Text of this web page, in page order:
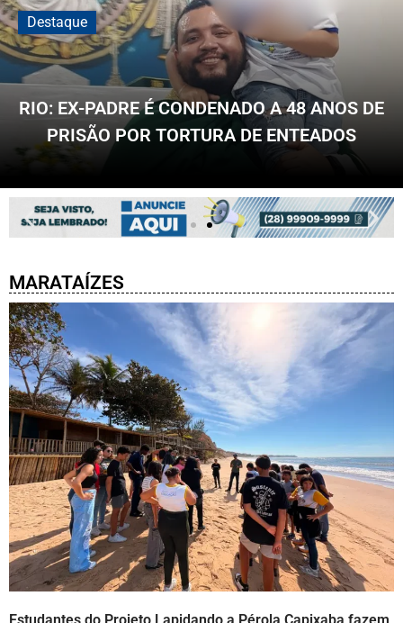
Destaque
RIO: EX-PADRE É CONDENADO A 48 ANOS DE
PRISÃO POR TORTURA DE ENTEADOS
MARATAÍZES